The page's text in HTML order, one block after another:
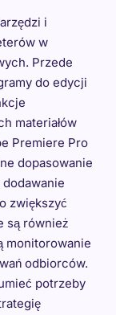
i
w
Przede
do edycji
materiałów
Premiere Pro
dopasowanie
zwiększyć
są również
monitorowanie
odbiorców.
potrzeby